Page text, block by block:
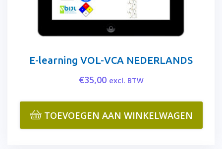
E-learning VOL-VCA NEDERLANDS
€35,00 excl. BTW
TOEVOEGEN AAN WINKELWAGEN